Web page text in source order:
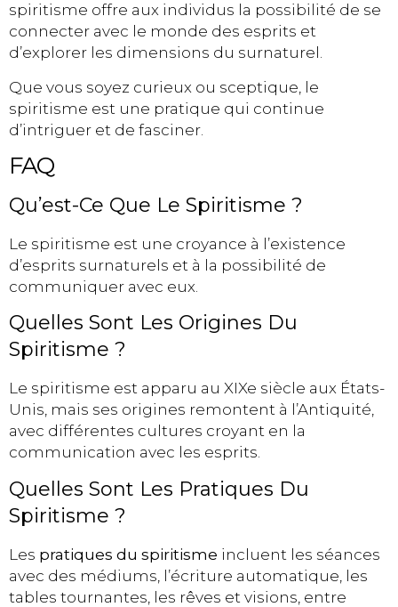
spiritisme offre aux individus la possibilité de se
connecter avec le monde des esprits et
d’explorer les dimensions du surnaturel.
Que vous soyez curieux ou sceptique, le
spiritisme est une pratique qui continue
d’intriguer et de fasciner.
FAQ
Qu’est-Ce Que Le Spiritisme ?
Le spiritisme est une croyance à l’existence
d’esprits surnaturels et à la possibilité de
communiquer avec eux.
Quelles Sont Les Origines Du
Spiritisme ?
Le spiritisme est apparu au XIXe siècle aux États-
Unis, mais ses origines remontent à l’Antiquité,
avec différentes cultures croyant en la
communication avec les esprits.
Quelles Sont Les Pratiques Du
Spiritisme ?
Les pratiques du spiritisme incluent les séances
avec des médiums, l’écriture automatique, les
tables tournantes, les rêves et visions, entre